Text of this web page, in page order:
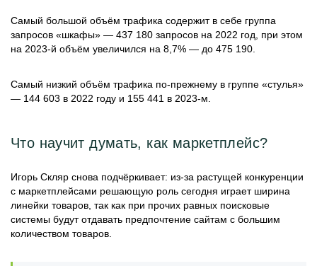
Самый большой объём трафика содержит в себе группа
запросов «шкафы» — 437 180 запросов на 2022 год, при этом
на 2023-й объём увеличился на 8,7% — до 475 190.
Самый низкий объём трафика по-прежнему в группе «стулья»
— 144 603 в 2022 году и 155 441 в 2023-м.
Что научит думать, как маркетплейс?
Игорь Скляр снова подчёркивает: из-за растущей конкуренции
с маркетплейсами решающую роль сегодня играет ширина
линейки товаров, так как при прочих равных поисковые
системы будут отдавать предпочтение сайтам с большим
количеством товаров.